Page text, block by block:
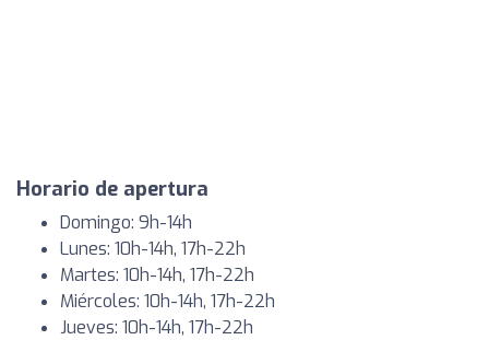
Horario de apertura
Domingo: 9h-14h
Lunes: 10h-14h, 17h-22h
Martes: 10h-14h, 17h-22h
Miércoles: 10h-14h, 17h-22h
Jueves: 10h-14h, 17h-22h